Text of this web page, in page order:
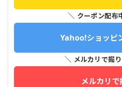
＼ クーポン配布
Yahoo!ショッピ
＼ メルカリで掘
メルカリで